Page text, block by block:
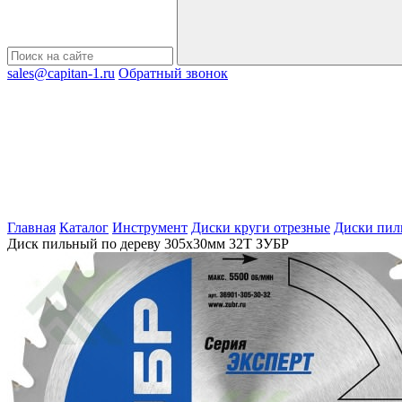
sales@capitan-1.ru Обратный звонок
Главная Каталог Инструмент Диски круги отрезные Диски
Диск пильный по дереву 305х30мм 32Т ЗУБР